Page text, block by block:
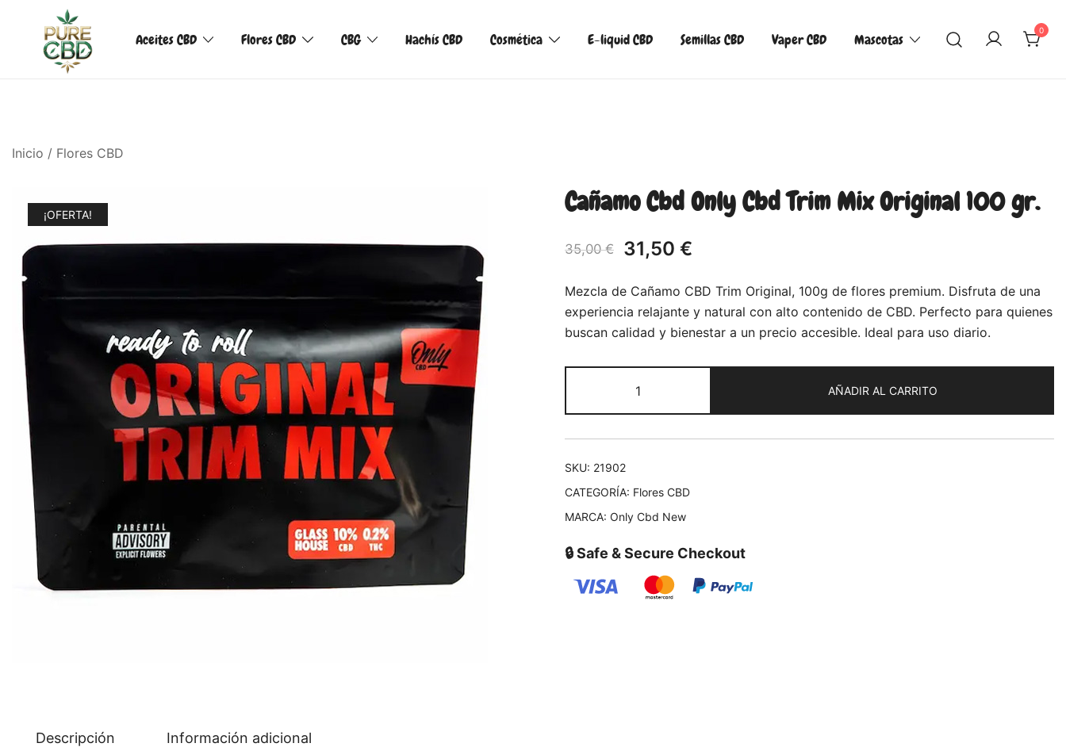
Aceites CBD Flores CBD CBG Hachís CBD Cosmética E-liquid CBD Semillas CBD Vaper CBD Mascotas
0
Inicio / Flores CBD
¡OFERTA! Cañamo Cbd Only Cbd Trim Mix Original 100 gr.
35,00€ 31,50 €
Mezcla de Cañamo CBD Trim Original, 100g de flores premium. Disfruta de una
experiencia relajante y natural con alto contenido de CBD. Perfecto para quienes
buscan calidad y bienestar a un precio accesible. Ideal para uso diario.
AÑADIR AL CARRITO
SKU: 21902
CATEGORÍA: Flores CBD
MARCA: Only Cbd New
🔒 Safe & Secure Checkout
Descripción Información adicional